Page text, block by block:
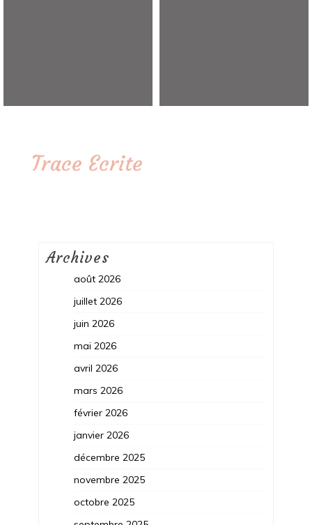
Trace Ecrite
Archives
août 2026
juillet 2026
juin 2026
mai 2026
avril 2026
mars 2026
février 2026
janvier 2026
décembre 2025
novembre 2025
octobre 2025